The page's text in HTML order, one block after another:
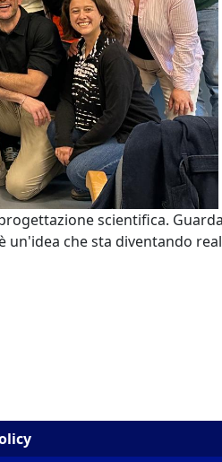
scientifica.
un'idea che sta diventando